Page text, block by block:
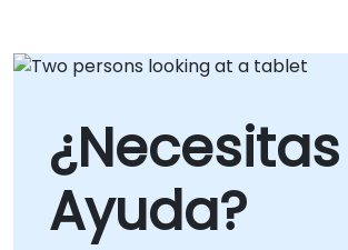
¿Necesitas
Ayuda?